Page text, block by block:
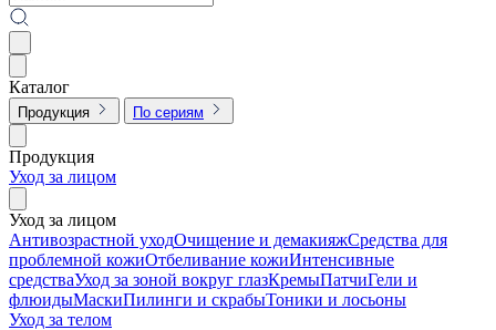
Каталог
Продукция По сериям
Продукция
Уход за лицом
Уход за лицом
Антивозрастной уходОчищение и демакияжСредства для
проблемной кожиОтбеливание кожиИнтенсивные
средстваУход за зоной вокруг глазКремыПатчиГели и
флюидыМаскиПилинги и скрабыТоники и лосьоны
Уход за телом